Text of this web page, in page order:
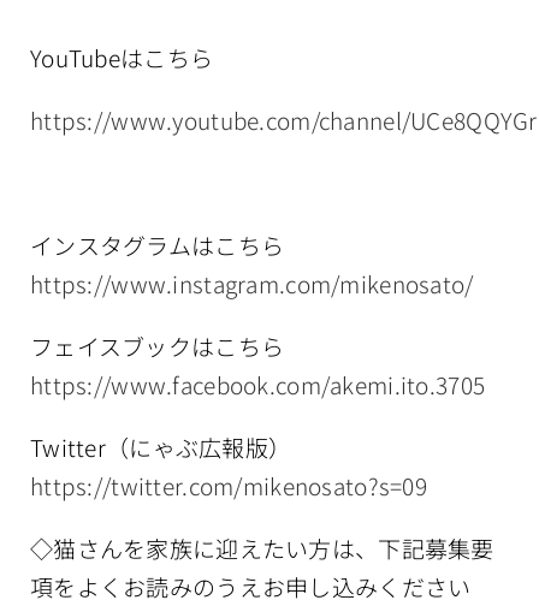
YouTubeはこちら
https://www.youtube.com/channel/
インスタグラムはこちら
https://www.instagram.com/mikenosato/
フェイスブックはこちら
https://www.facebook.com/akemi.ito.3705
Twitter（にゃぶ広報版）
https://twitter.com/mikenosato?s=09
◇猫さんを家族に迎えたい方は、下記募集要
項をよくお読みのうえお申し込みください